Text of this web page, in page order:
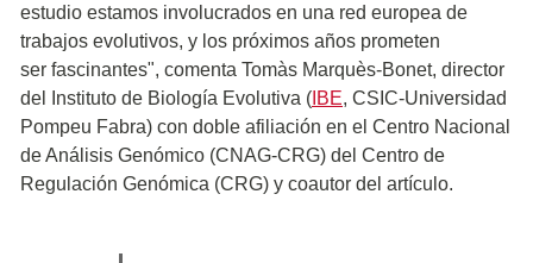
estudio estamos involucrados en una red europea de
trabajos evolutivos, y los próximos años prometen
ser fascinantes", comenta Tomàs Marquès-Bonet, director
del Instituto de Biología Evolutiva ( IBE, CSIC-Universidad
Pompeu Fabra) con doble afiliación en el Centro Nacional
de Análisis Genómico (CNAG-CRG) del Centro de
Regulación Genómica (CRG) y coautor del artículo.